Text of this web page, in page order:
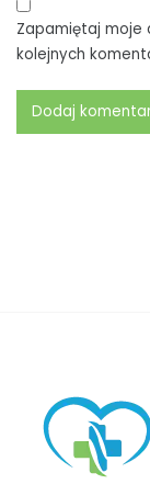
Zapamiętaj moje
kolejnych